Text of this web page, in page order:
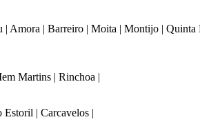
Amora | Barreiro | Moita | Montijo |
Martins | Rinchoa |
Estoril | Carcavelos |